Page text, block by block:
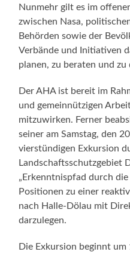
Nunmehr gilt es im
zwischen Nasa,
Behörden sowie der
Verbände und Initiativen
planen, zu beraten und zu
Der AHA ist bereit im
und gemeinnützigen
mitzuwirken. Ferner
seiner am Samstag, den
vierstündigen Exkursion
Landschaftsschutzgebiet
„Erkenntnispfad durch
Positionen zu einer
nach Halle-Dölau mit
darzulegen.
Die Exkursion beginnt